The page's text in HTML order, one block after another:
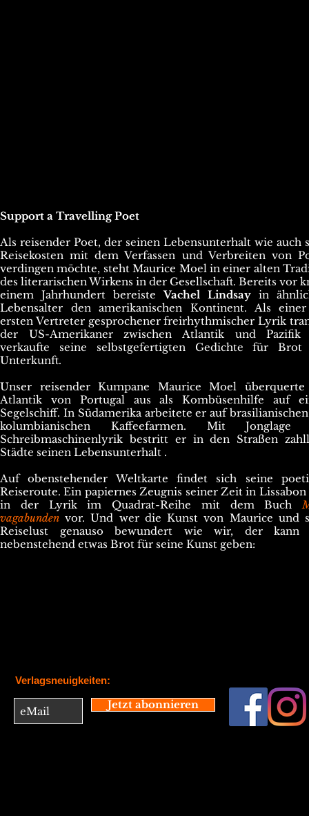
Support a Travelling Poet
Als reisender Poet, der seinen Lebensunterhalt wie auch
Reisekosten mit dem Verfassen und Verbreiten von
verdingen möchte, steht Maurice Moel in einer alten
des literarischen Wirkens in der Gesellschaft. Bereits vor
einem Jahrhundert bereisteVachel Lindsay in
Lebensalter den amerikanischen Kontinent. Als
ersten Vertreter gesprochener freirhythmischer Lyrik
der US-Amerikaner zwischen Atlantik und Pazifik
verkaufte seine selbstgefertigten Gedichte für Brot
Unterkunft.
Unser reisender Kumpane Maurice Moel
Atlantik von Portugal aus als Kombüsenhilfe auf
Segelschiff. In Südamerika arbeitete er auf
kolumbianischen Kaffeefarmen. Mit Jonglage
Schreibmaschinenlyrik bestritt er in den Straßen
Städte seinen Lebensunterhalt .
Auf obenstehender Weltkarte findet sich seine
Reiseroute. Ein papiernes Zeugnis seiner Zeit in
in der Lyrik im Quadrat-Reihe mit dem Buch
vagabunden vor. Und wer die Kunst von Maurice und
Reiselust genauso bewundert wie wir, der kann
nebenstehend etwas Brot für seine Kunst geben:
Verlagsneuigkeiten:
Jetzt abonnieren